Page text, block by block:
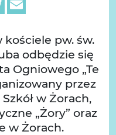
kościele pw. św.
odbędzie się
Ogniowego „Te
przez
w Żorach,
„Żory” oraz
w Żorach.